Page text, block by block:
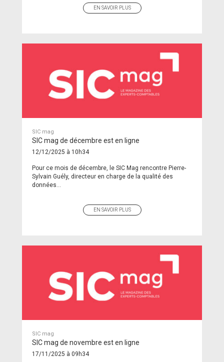
EN SAVOIR PLUS
SIC mag
SIC mag de décembre est en ligne
12/12/2025 à 10h34
Pour ce mois de décembre, le SIC Mag rencontre Pierre-
Sylvain Guély, directeur en charge de la qualité des
données...
EN SAVOIR PLUS
SIC mag
SIC mag de novembre est en ligne
17/11/2025 à 09h34